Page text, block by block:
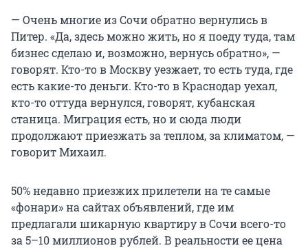
— Очень многие из Сочи обратно вернулись в
Питер. «Да, здесь можно жить, но я поеду туда, там
бизнес сделаю и, возможно, вернусь обратно», —
говорят. Кто-то в Москву уезжает, то есть туда, где
есть какие-то деньги. Кто-то в Краснодар уехал,
кто-то оттуда вернулся, говорят, кубанская
станица. Миграция есть, но и сюда люди
продолжают приезжать за теплом, за климатом, —
говорит Михаил.
50% недавно приезжих прилетели на те самые
«фонари» на сайтах объявлений, где им
предлагали шикарную квартиру в Сочи всего-то
за 5–10 миллионов рублей. В реальности ее цена